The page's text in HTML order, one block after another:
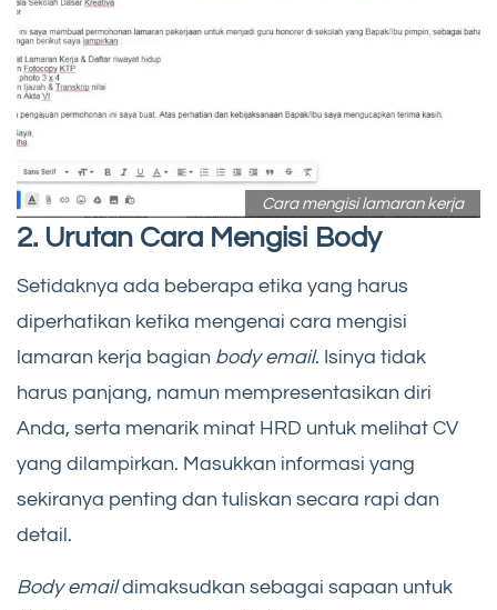
Cara mengisi lamaran kerja
2. Urutan Cara Mengisi Body
Setidaknya ada beberapa etika yang harus
diperhatikan ketika mengenai cara mengisi
lamaran kerja bagian body email. Isinya tidak
harus panjang, namun mempresentasikan diri
Anda, serta menarik minat HRD untuk melihat CV
yang dilampirkan. Masukkan informasi yang
sekiranya penting dan tuliskan secara rapi dan
detail.
Body emaildimaksudkan sebagai sapaan untuk